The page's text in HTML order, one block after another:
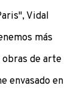
Vidal
más
obras de arte
envasado en